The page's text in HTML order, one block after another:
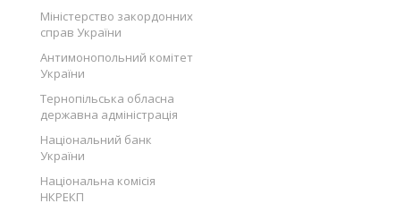
Міністерство закордонних
справ України
Антимонопольний комітет
України
Тернопільська обласна
державна адміністрація
Національний банк
України
Національна комісія
НКРЕКП